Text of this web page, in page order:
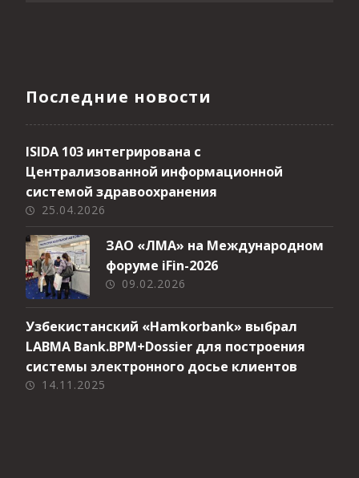
Последние новости
ISIDA 103 интегрирована с
Централизованной информационной
системой здравоохранения
25.04.2026
ЗАО «ЛМА» на Международном
форуме iFin-2026
09.02.2026
Узбекистанский «Hamkorbank» выбрал
LABMA Bank.BPM+Dossier для построения
системы электронного досье клиентов
14.11.2025